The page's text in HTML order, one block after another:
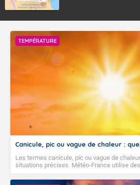
TEMPÉRATURE
Canicule, pic ou vague de chaleur :
Les termes canicule, pic ou vague de
situations précises. Météo-France utilise
climatologiques pour évaluer et qualifier les
peuvent avoir des impacts sanitaires et